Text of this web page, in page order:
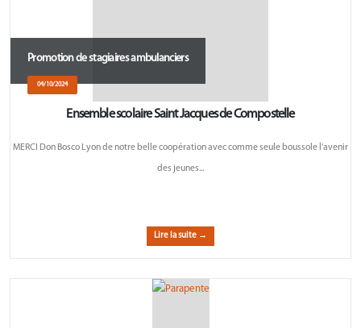
Promotion de stagiaires ambulanciers
04/10/2024
Ensemble scolaire Saint Jacques de Compostelle
MERCI Don Bosco Lyon de notre belle coopération avec comme seule boussole l'avenir
des jeunes...
Lire la suite →